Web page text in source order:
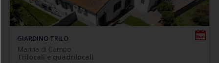
GIARDINO TRILO
Marina di Campo
Trilocali e quadrilocali